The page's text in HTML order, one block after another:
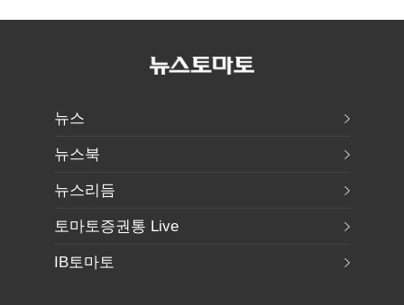
여 내부선
리모델링' 제안
민주당 대표로
뉴스
뉴스북
뉴스리듬
토마토증권통 Live
IB토마토